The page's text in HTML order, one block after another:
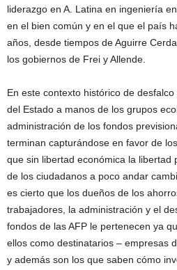
liderazgo en A. Latina en ingeniería
en el bien común y en el que el país
años, desde tiempos de Aguirre
los gobiernos de Frei y Allende.
En este contexto histórico de
del Estado a manos de los grupos
administración de los fondos
terminan capturándose en favor de
que sin libertad económica la libertad
de los ciudadanos a poco andar
es cierto que los dueños de los
trabajadores, la administración y el
fondos de las AFP le pertenecen ya
ellos como destinatarios – empresas
y además son los que saben cómo